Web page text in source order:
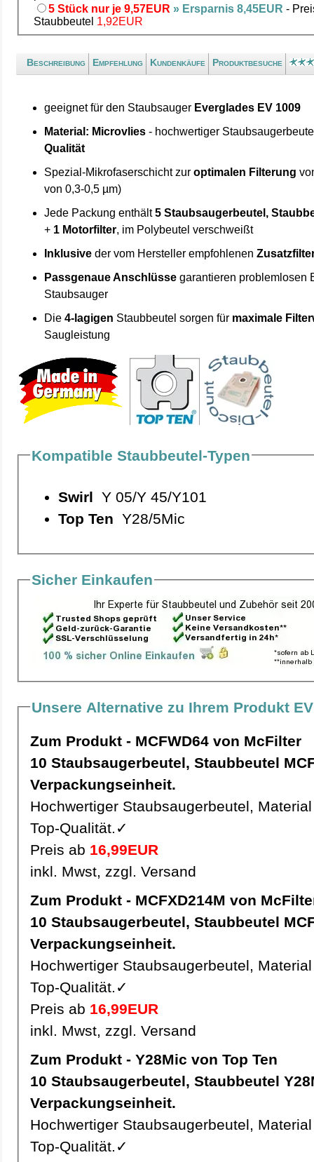
5 Stück nur je 9,57EUR » Ersparnis 8,45EUR -
Staubbeutel 1,92EUR
Beschreibung Empfehlung Kundenkäufe Produktbesuche
geeignet für den Staubsauger Everglades EV 1009
Material: Microvlies - hochwertiger
Qualität
Spezial-Mikrofaserschicht zuroptimalen Filterung
von 0,3-0,5 µm)
Jede Packung enthält5 Staubsaugerbeutel,
+ 1 Motorfilter, im Polybeutel verschweißt
Inklusive der vom Hersteller empfohlenen
Passgenaue Anschlüsse garantieren problemlosen
Staubsauger
Die4-lagigen Staubbeutel sorgen für maximale
Saugleistung
Kompatible Staubbeutel-Typen
Swirl Y 05/Y 45/Y101
Top Ten Y28/5Mic
Sicher Einkaufen
Unsere Alternative zu Ihrem Produkt
Zum Produkt - MCFWD64 von McFilter
10 Staubsaugerbeutel, Staubbeutel MCFWD64 pro
Verpackungseinheit.
Hochwertiger Staubsaugerbeutel,
Top-Qualität.✓
Preis ab 16,99EUR
inkl. Mwst, zzgl. Versand
Zum Produkt - MCFXD214M von
10 Staubsaugerbeutel, Staubbeutel MCFXD214M pro
Verpackungseinheit.
Hochwertiger Staubsaugerbeutel,
Top-Qualität.✓
Preis ab 16,99EUR
inkl. Mwst, zzgl. Versand
Zum Produkt - Y28Mic von Top Ten
10 Staubsaugerbeutel, Staubbeutel Y28Mic pro
Verpackungseinheit.
Hochwertiger Staubsaugerbeutel,
Top-Qualität.✓